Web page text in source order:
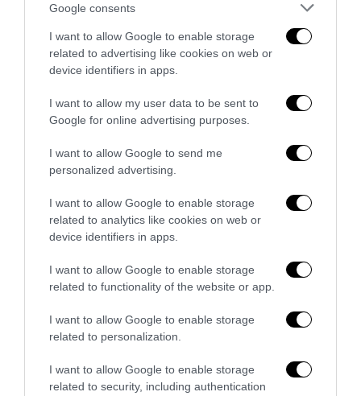
Google consents
I want to allow Google to enable storage
related to advertising like cookies on web or
device identifiers in apps.
I want to allow my user data to be sent to
Google for online advertising purposes.
I want to allow Google to send me
personalized advertising.
I want to allow Google to enable storage
related to analytics like cookies on web or
device identifiers in apps.
I want to allow Google to enable storage
related to functionality of the website or app.
I want to allow Google to enable storage
related to personalization.
I want to allow Google to enable storage
related to security, including authentication
Piacenza, niente lavoro per chi commemora Acca
Larenzia: la ritorsione ideologica della Prefettura
27 Luglio 2026
Berlino, l’islamismo colpisce il Pride: il perpetuo
27 Luglio 2026